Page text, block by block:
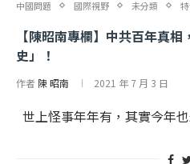
中國問題 國際視野 未分類
【陳昭南專欄】中共百年真
史」！
作者 陳 昭南 2021 年 7 月 3 日
世上怪事年年有，其實今年